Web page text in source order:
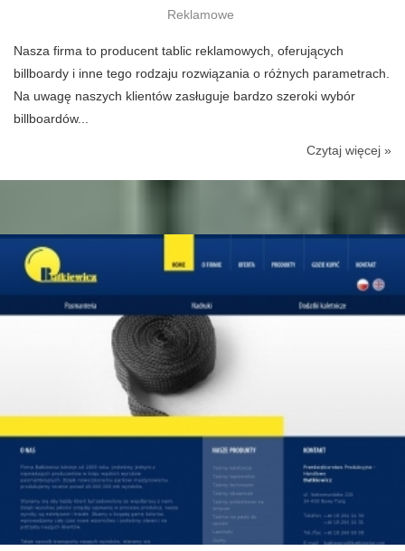
Reklamowe
Nasza firma to producent tablic reklamowych, oferujących
billboardy i inne tego rodzaju rozwiązania o różnych parametrach.
Na uwagę naszych klientów zasługuje bardzo szeroki wybór
billboardów...
Czytaj więcej »